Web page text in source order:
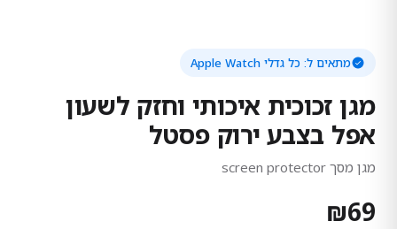
מתאים ל: כל גדלי Apple Watch
מגן זכוכית איכותי וחזק לשעון
אפל בצבע ירוק פסטל
מגן מסך screen protector
₪69